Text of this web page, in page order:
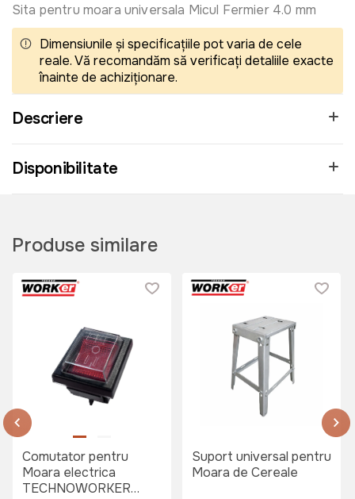
Sita pentru moara universala Micul Fermier 4.0 mm
Dimensiunile și specificațiile pot varia de cele
reale. Vă recomandăm să verificați detaliile exacte
înainte de achiziționare.
Descriere
Disponibilitate
Produse similare
Comutator pentru
Moara electrica
TECHNOWORKER
Suport universal pentru
Moara de Cereale